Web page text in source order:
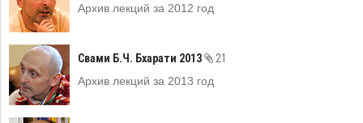
Архив лекций за 2012 год
Свами Б.Ч. Бхарати 2013
21
Архив лекций за 2013 год